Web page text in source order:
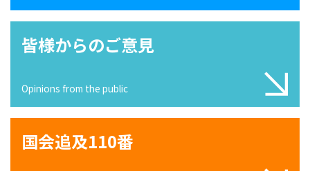
皆様からのご意見
Opinions from the public
国会追及110番